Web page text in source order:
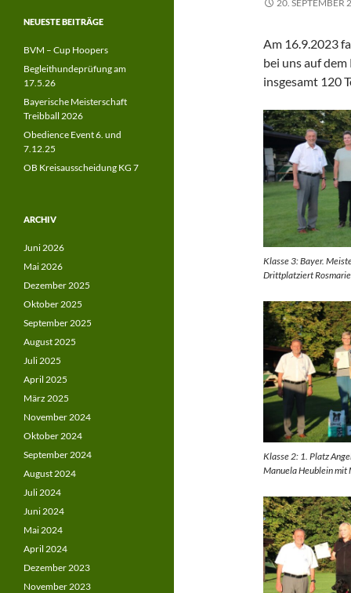
20. SEPTEMBER
Am 16.9.2023
bei uns auf
insgesamt 120
Klasse 3: Bayer.
Drittplatziert
Klasse 2: 1. Platz
Manuela Heublein mit
NEUESTE BEITRÄGE
BVM – Cup Hoopers
Begleithundeprüfung am
17.5.26
Bayerische Meisterschaft
Treibball 2026
Obedience Event 6. und
7.12.25
OB Kreisausscheidung KG 7
ARCHIV
Juni 2026
Mai 2026
Dezember 2025
Oktober 2025
September 2025
August 2025
Juli 2025
April 2025
März 2025
November 2024
Oktober 2024
September 2024
August 2024
Juli 2024
Juni 2024
Mai 2024
April 2024
Dezember 2023
November 2023